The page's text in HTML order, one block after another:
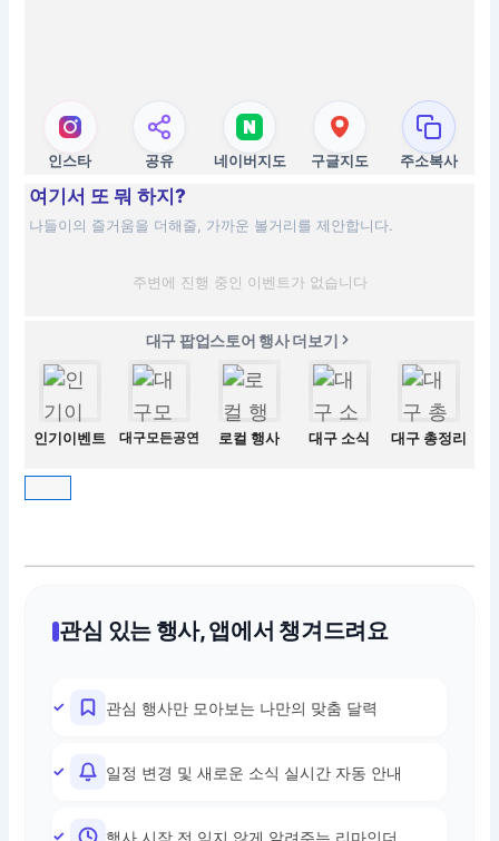
인스타 공유 네이버지도 구글지도 주소복사
여기서 또 뭐 하지?
나들이의 즐거움을 더해줄, 가까운 볼거리를 제안합니다.
주변에 진행 중인 이벤트가 없습니다
대구 팝업스토어 행사 더보기
인기이벤트 대구모든공연 로컬 행사 대구 소식 대구 총정리
관심 있는 행사, 앱에서 챙겨드려요
관심 행사만 모아보는 나만의 맞춤 달력
일정 변경 및 새로운 소식 실시간 자동 안내
행사 시작 전 잊지 않게 알려주는 리마인더